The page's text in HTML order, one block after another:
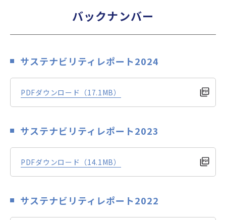
バックナンバー
サステナビリティレポート2024
PDFダウンロード（17.1MB）
サステナビリティレポート2023
PDFダウンロード（14.1MB）
サステナビリティレポート2022